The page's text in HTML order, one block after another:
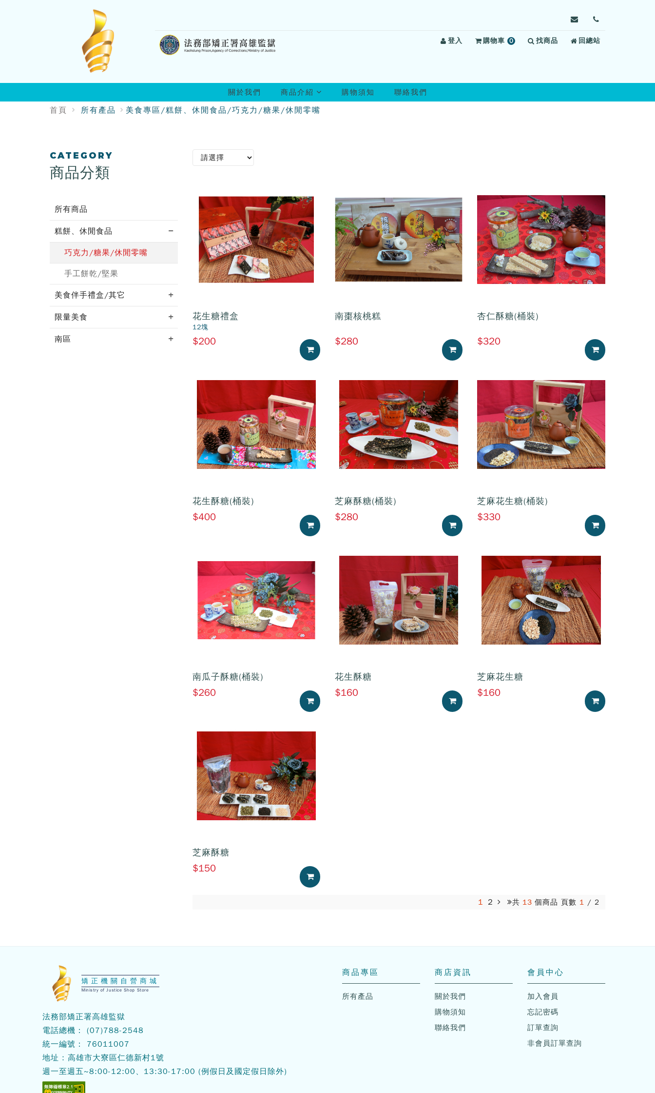
給
獄，
聯
登入 購物車 0項
找商品 回總站
關於我們 商品介紹 購物須知 聯絡我們
首頁 所有產品 美食專區/糕餅、休閒食品/巧克力/糖果/休閒零嘴
:::
CATEGORY
商品分類
所有商品
糕餅、休閒食品
巧克力/糖果/休閒零嘴
手工餅乾/堅果
美食伴手禮盒/其它
限量美食
南區
花生糖禮盒
12塊
$200
加入購物車
南棗核桃糕
$280
加入購物車
杏仁酥糖(桶裝)
$320
加入購物車
花生酥糖(桶裝)
$400
加入購物車
芝麻酥糖(桶裝)
$280
加入購物車
芝麻花生糖(桶裝)
$330
加入購物車
南瓜子酥糖(桶裝)
$260
加入購物車
花生酥糖
$160
加入購物車
芝麻花生糖
$160
加入購物車
芝麻酥糖
$150
加入購物車
1 2 共 13 個商品 頁數 1 / 2
矯正機關自營商城
Ministry of Justice Shop Store
法務部矯正署高雄監獄
電話總機： (07)788-2548
統一編號： 76011007
地址 : 高雄市大寮區仁德新村1號
週一至週五~8:00-12:00、13:30-17:00 (例假日及國定假日除外)
商品專區
所有產品
商店資訊
關於我們
購物須知
聯絡我們
會員中心
加入會員
忘記密碼
訂單查詢
非會員訂單查詢